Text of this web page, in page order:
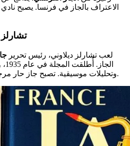
الاعتراف بالجاز في فرنسا. يصبح نادي
لعب تشارلز ديلاوني، رئيس تحرير
وتحليلات موسيقية. تصبح جاز حار مرجعاً لا غنى عنه لعشاق الجاز.